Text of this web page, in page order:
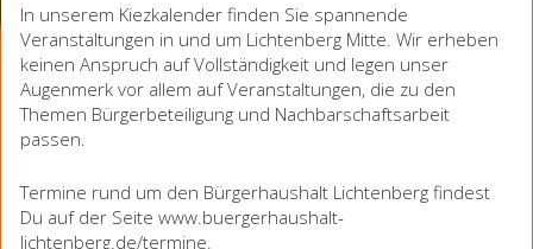
In unserem Kiezkalender finden Sie spannende
Veranstaltungen in und um Lichtenberg Mitte. Wir erheben
keinen Anspruch auf Vollständigkeit und legen unser
Augenmerk vor allem auf Veranstaltungen, die zu den
Themen Bürgerbeteiligung und Nachbarschaftsarbeit
passen.
Termine rund um den Bürgerhaushalt Lichtenberg findest
Du auf der Seite www.buergerhaushalt-
lichtenberg.de/termine.